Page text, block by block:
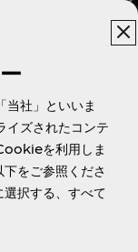
当社」といいま
イズされたコンテ
を利用しま
をご参照くださ
択する、すべて